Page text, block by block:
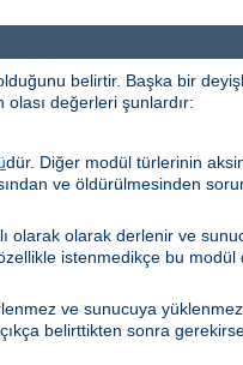
belirtir. Başka bir
değerleri şunlardır:
dür. Diğer modül türlerinin
ve öldürülmesinden
olarak olarak derlenir ve
istenmedikçe bu
ve sunucuya
belirttikten sonra